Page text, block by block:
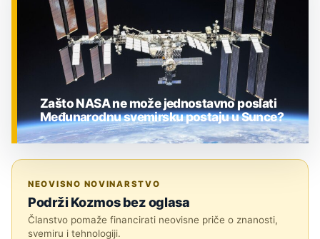
Zašto NASA ne može jednostavno poslati
Međunarodnu svemirsku postaju u Sunce?
NEOVISNO NOVINARSTVO
Podrži Kozmos bez oglasa
Članstvo pomaže financirati neovisne priče o znanosti,
svemiru i tehnologiji.